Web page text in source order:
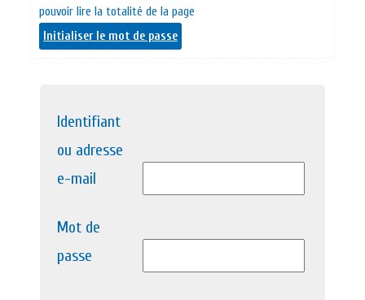
pouvoir lire la totalité de la page
Initialiser le mot de passe
Identifiant
ou adresse
e-mail
Mot de
passe